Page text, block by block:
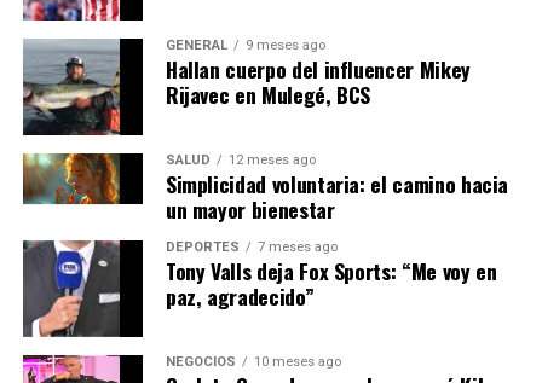
Una vocación compartida
Estos tres reservistas representan perfiles distintos,
pero comparten una misma inquietud: la de servir a las
Fuerzas Armadas desde el corazón, poniendo sus
conocimientos y su humanidad al servicio de España. En
un contexto global donde la seguridad y la defensa son
cada vez más complejas, la figura del reservista
voluntario cobra una relevancia especial, aportando
diversidad y experiencia a las fuerzas militares.
Con el paso del tiempo, el papel de los reservistas
voluntarios en España podría expandirse, ofreciendo
GENERAL 9 meses ago
Hallan cuerpo del influencer Mikey
Rijavec en Mulegé, BCS
SALUD 12 meses ago
Simplicidad voluntaria: el camino hacia
un mayor bienestar
DEPORTES 7 meses ago
Tony Valls deja Fox Sports: “Me voy en
paz, agradecido”
NEGOCIOS 10 meses ago